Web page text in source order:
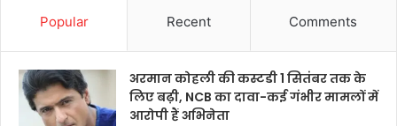
Popular Recent Comments
अरमान कोहली की कस्टडी 1 सितंबर तक के
लिए बढ़ी, NCB का दावा-कई गंभीर मामलों में
आरोपी हैं अभिनेता